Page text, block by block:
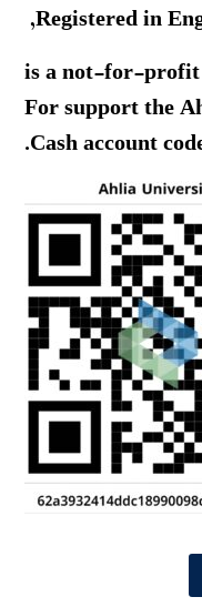
Registered in
is a not-for-
For support the
Cash account